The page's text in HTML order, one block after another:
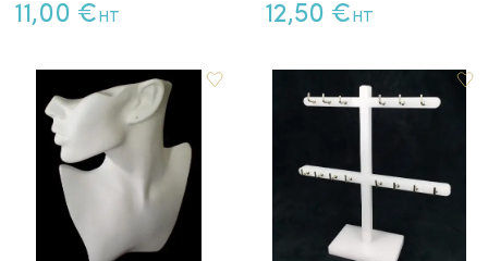
11,00 € HT 12,50 € HT